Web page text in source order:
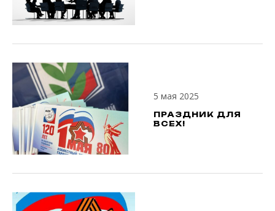
5 мая 2025
ПРАЗДНИК ДЛЯ
ВСЕХ!